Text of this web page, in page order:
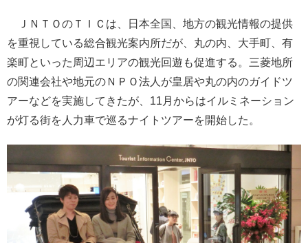
ＪＮＴＯのＴＩＣは、日本全国、地方の観光情報の提供
を重視している総合観光案内所だが、丸の内、大手町、有
楽町といった周辺エリアの観光回遊も促進する。三菱地所
の関連会社や地元のＮＰＯ法人が皇居や丸の内のガイドツ
アーなどを実施してきたが、11月からはイルミネーション
が灯る街を人力車で巡るナイトツアーを開始した。